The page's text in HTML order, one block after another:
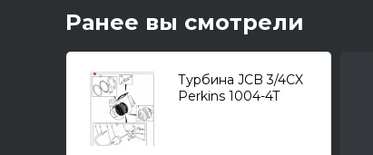
Ранее вы смотрели
Турбина JCB 3/4CX
Perkins 1004-4T